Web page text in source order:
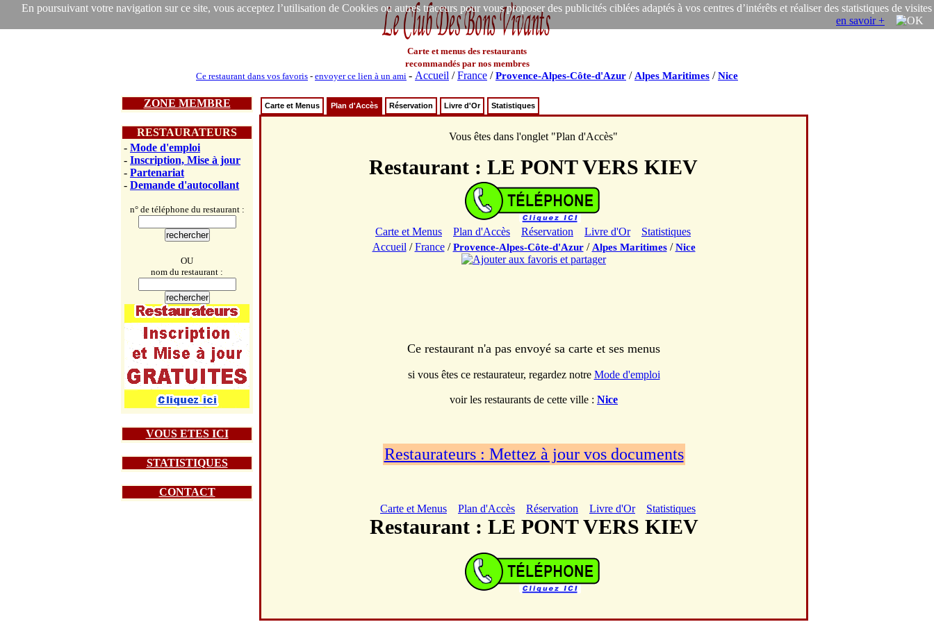
En poursuivant votre navigation sur ce site, vous acceptez l’utilisation de Cookies ou autres traceurs pour vous proposer des publicités ciblées adaptés à vos centres d’intérêts et réaliser des statistiques de visites
en savoir +
Carte et menus des restaurants
recommandés par nos membres
Ce restaurant dans vos favoris - envoyer ce lien à un ami - Accueil /France /Provence-Alpes-Côte-d'Azur / Alpes Maritimes /Nice
ZONE MEMBRE
RESTAURATEURS
- Mode d'emploi
- Inscription, Mise à jour
- Partenariat
- Demande d'autocollant
n° de téléphone du restaurant :
OU
nom du restaurant :
VOUS ETES ICI
STATISTIQUES
CONTACT
Carte et Menus Plan d'Accès Réservation Livre d'Or Statistiques
Vous êtes dans l'onglet "Plan d'Accès"
Restaurant : LE PONT VERS KIEV
Carte et Menus Plan d'Accès Réservation Livre d'Or
Statistiques
Accueil /France/Provence-Alpes-Côte-d'Azur/ Alpes Maritimes/Nice
Ce restaurant n'a pas envoyé sa carte et ses menus
si vous êtes ce restaurateur, regardez notre Mode d'emploi
voir les restaurants de cette ville : Nice
Restaurateurs : Mettez à jour vos documents
Carte et Menus Plan d'Accès Réservation Livre d'Or Statistiques
Restaurant : LE PONT VERS KIEV